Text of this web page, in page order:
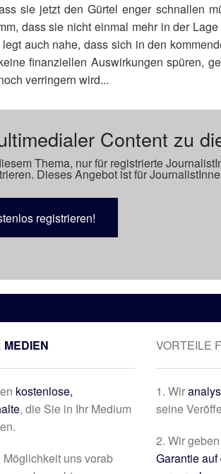
sie jetzt den Gürtel enger schnallen
dass sie nicht einmal mehr in der
auch nahe, dass sich in den
finanziellen Auswirkungen spüren,
verringern wird...
Content zu
Thema, nur für registrierte
Dieses Angebot ist für
registrieren!
MEDIEN
kostenlose,
, die Sie in Ihr Medium
uns vorab
VORTEILE
1. Wir
seine
2. Wir
Garantie